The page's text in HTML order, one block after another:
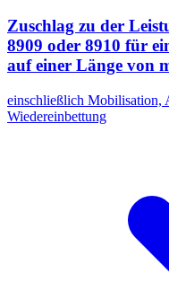
Zuschlag zu der
8909 oder 8910 für
auf einer Länge von
einschließlich Mobilisation,
Wiedereinbettung